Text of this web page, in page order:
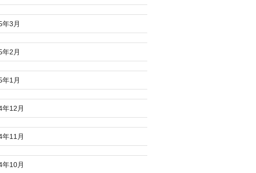
年3月
年2月
年1月
年12月
年11月
年10月